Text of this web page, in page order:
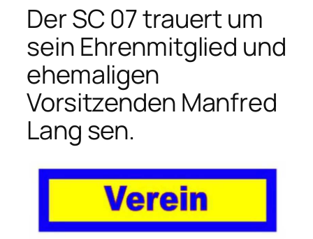
Der SC 07 trauert um
sein Ehrenmitglied und
ehemaligen
Vorsitzenden Manfred
Lang sen.